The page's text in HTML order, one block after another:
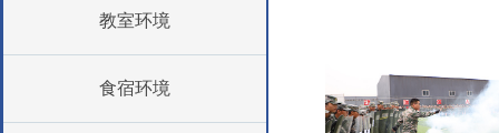
教室环境
食宿环境